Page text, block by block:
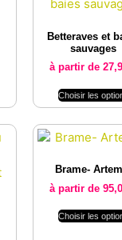
Betteraves et
sauvages
à partir de
Choisir les
Brame-
à partir de
Choisir les